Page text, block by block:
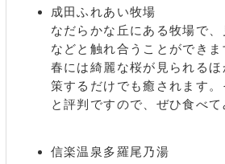
成田ふれあい牧場
なだらかな丘にある牧場で
などと触れ合うことができ
春には綺麗な桜が見られる
策するだけでも癒されます
と評判ですので、ぜひ食べて
信楽温泉多羅尾乃湯